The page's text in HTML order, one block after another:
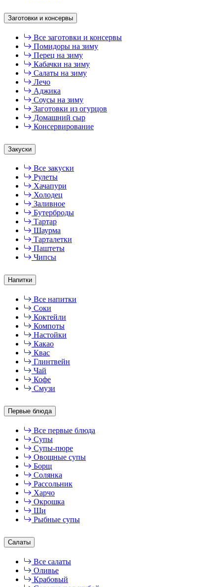
Заготовки и консервы
Все заготовки и консервы
Помидоры на зиму
Перец на зиму
Кабачки на зиму
Салаты на зиму
Лечо
Аджика
Соусы на зиму
Заготовки из огурцов
Домашний сыр
Консервирование
Закуски
Все закуски
Рулеты
Хачапури
Холодец
Заливное
Бутерброды
Тартар
Шаурма
Тарталетки
Паштеты
Чипсы
Напитки
Все напитки
Соки
Коктейли
Компоты
Настойки
Какао
Квас
Глинтвейн
Чай
Кофе
Смузи
Первые блюда
Все первые блюда
Супы
Супы-пюре
Овощные супы
Борщ
Солянка
Рассольник
Харчо
Окрошка
Щи
Рыбные супы
Салаты
Все салаты
Оливье
Крабовый